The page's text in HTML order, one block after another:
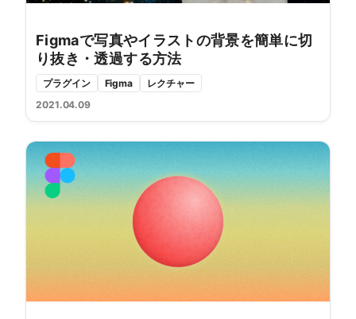
Figmaで写真やイラストの背景を簡単に切
り抜き・透過する方法
プラグイン Figma
レクチャー
2021.04.09